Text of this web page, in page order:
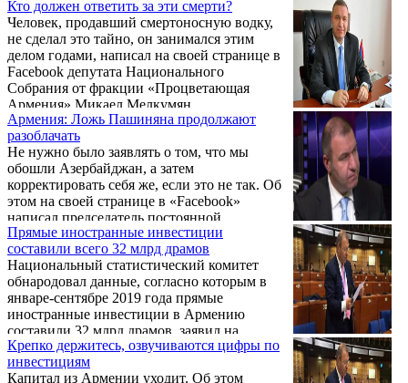
Калашникову с просьбой помочь армянам,
которые желают отправиться в Россию и
воссоединиться со своими семьями.
Кто должен ответить за эти смерти?
Человек, продавший смертоносную водку,
не сделал это тайно, он занимался этим
делом годами, написал на своей странице в
Facebook депутата Национального
Собрания от фракции «Процветающая
Армения» Микаел Мелкумян.
Армения: Ложь Пашиняна продолжают
разоблачать
Не нужно было заявлять о том, что мы
обошли Азербайджан, а затем
корректировать себя же, если это не так. Об
этом на своей странице в «Facebook»
написал председатель постоянной
парламентской Комиссии по региональной
и евразийской интеграции, депутат
парламента от партии «Процветающая
Армения» Микаел Мелкумян, комментируя
последние противоречивые заявления
премьер-министра Никола Пашиняна.
Прямые иностранные инвестиции
составили всего 32 млрд драмов
Национальный статистический комитет
обнародовал данные, согласно которым в
январе-сентябре 2019 года прямые
иностранные инвестиции в Армению
составили 32 млрд драмов, заявил на
заседании Национального Собрания в ходе
обсуждения проекта госбюджета на 2020
год депутат от партии «Процветающая
Крепко держитесь, озвучиваются цифры по
инвестициям
Капитал из Армении уходит. Об этом